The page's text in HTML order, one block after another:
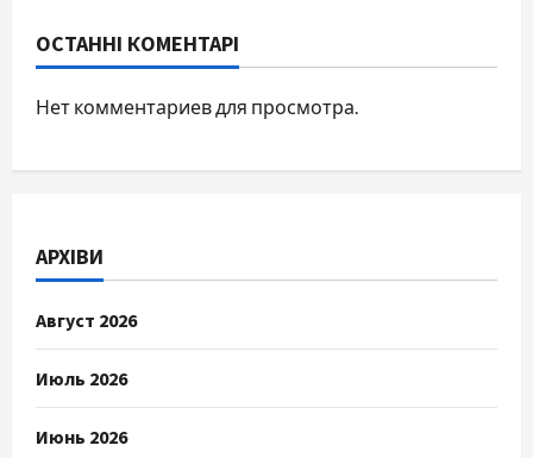
ОСТАННІ КОМЕНТАРІ
Нет комментариев для просмотра.
АРХІВИ
Август 2026
Июль 2026
Июнь 2026